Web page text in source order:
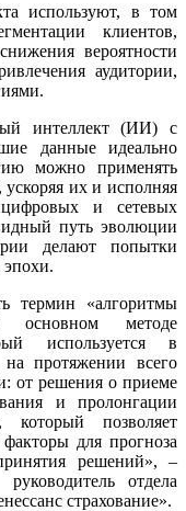
используют, в том
клиентов,
вероятности
аудитории,
интеллект (ИИ) с
данные идеально
можно применять
ускоряя их и исполняя
и сетевых
путь эволюции
делают попытки
термин «алгоритмы
методе
используется в
протяжении всего
от решения о приеме
и пролонгации
позволяет
для прогноза
решений», –
отдела
страхование».